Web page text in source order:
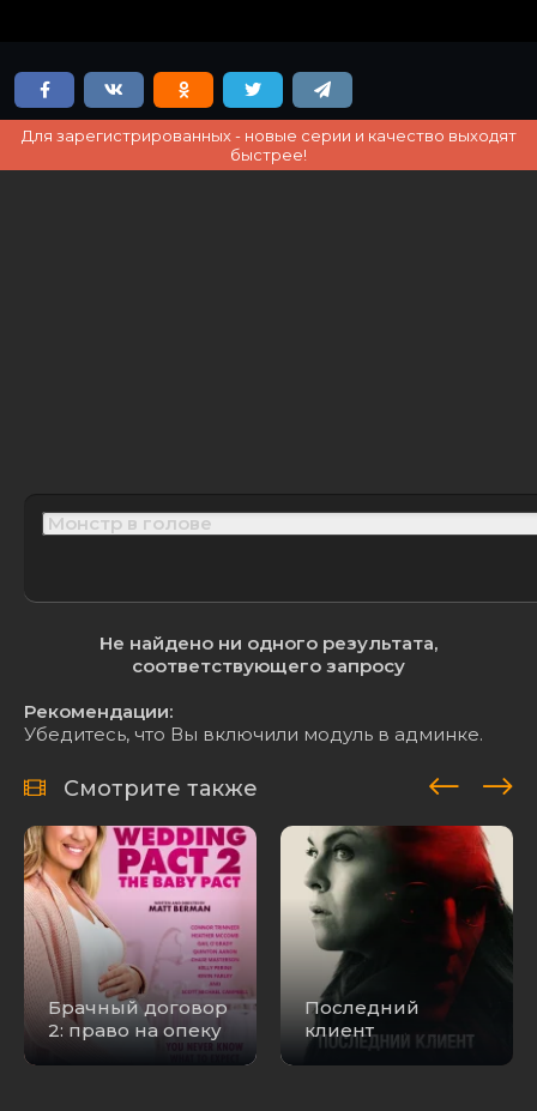
Для зарегистрированных - новые серии и качество выходят
быстрее!
Не найдено ни одного результата,
соответствующего запросу
Рекомендации:
Убедитесь, что Вы включили модуль в админке.
Смотрите также
Брачный договор
2: право на опеку
Последний
клиент